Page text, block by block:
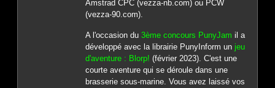
Amstrad CPC (vezza-nb.com) ou PCW
(vezza-90.com).
A l'occasion du 3ème concours PunyJam il a
développé avec la librairie PunyInform un jeu
d'aventure : Blorp! (février 2023). C'est une
courte aventure qui se déroule dans une
brasserie sous-marine. Vous avez laissé vos